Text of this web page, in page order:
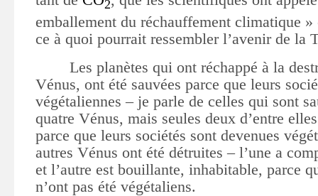
2
emballement du réchauffement climatique »
ce à quoi pourrait ressembler l’avenir de la
Les planètes qui ont réchappé à la
Vénus, ont été sauvées parce que leurs
végétaliennes – je parle de celles qui sont
quatre Vénus, mais seules deux d’entre
parce que leurs sociétés sont devenues
autres Vénus ont été détruites – l’une a
et l’autre est bouillante, inhabitable, parce
n’ont pas été végétaliens.